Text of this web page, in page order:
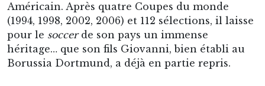
Américain. Après quatre Coupes du monde
(1994, 1998, 2002, 2006) et 112 sélections, il laisse
pour le soccerde son pays un immense
héritage… que son fils Giovanni, bien établi au
Borussia Dortmund, a déjà en partie repris.